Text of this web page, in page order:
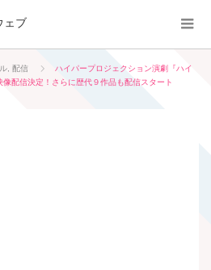
ェブ
配信
ハイパープロジェクション演劇『ハイ
配信決定！さらに歴代９作品も配信スタート